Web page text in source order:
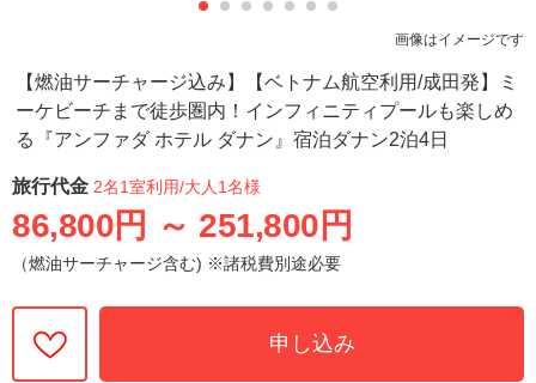
画像はイメージです
【燃油サーチャージ込み】【ベトナム航空利用/成田発】ミ
ーケビーチまで徒歩圏内！インフィニティプールも楽しめ
る『アンファダ ホテル ダナン』宿泊ダナン2泊4日
旅行代金 2名1室利用/大人1名様
86,800円 ～ 251,800円
（燃油サーチャージ含む) ※諸税費別途必要
申し込み